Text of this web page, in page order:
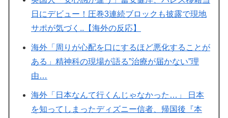
日にデビュー！圧巻3連続ブロックも披露で現地
サポが気づく..【海外の反応】
海外「周りが心配を口にするほど悪化することが
ある」精神科の現場が語る”治療が届かない”理
由…
海外「日本なんて行くんじゃなかった…」 日本
を知ってしまったディズニー信者、帰国後『本